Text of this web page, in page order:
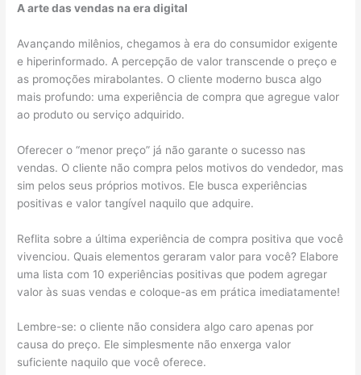
A arte das vendas na era digital
Avançando milênios, chegamos à era do consumidor exigente
e hiperinformado. A percepção de valor transcende o preço e
as promoções mirabolantes. O cliente moderno busca algo
mais profundo: uma experiência de compra que agregue valor
ao produto ou serviço adquirido.
Oferecer o “menor preço” já não garante o sucesso nas
vendas. O cliente não compra pelos motivos do vendedor, mas
sim pelos seus próprios motivos. Ele busca experiências
positivas e valor tangível naquilo que adquire.
Reflita sobre a última experiência de compra positiva que você
vivenciou. Quais elementos geraram valor para você? Elabore
uma lista com 10 experiências positivas que podem agregar
valor às suas vendas e coloque-as em prática imediatamente!
Lembre-se: o cliente não considera algo caro apenas por
causa do preço. Ele simplesmente não enxerga valor
suficiente naquilo que você oferece.